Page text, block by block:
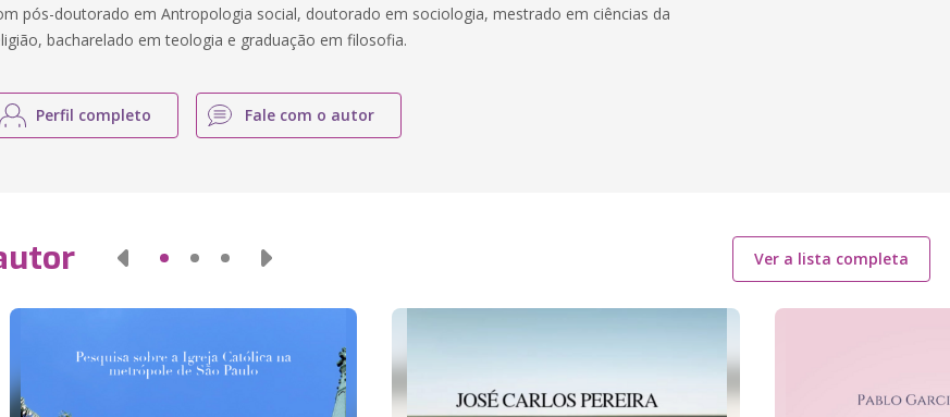
pós-doutorado em Antropologia social, doutorado em sociologia, mestrado em ciências da
bacharelado em teologia e graduação em filosofia.
Perfil completo Fale com o autor
Ver a lista completa